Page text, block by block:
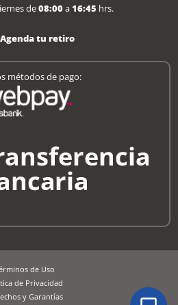
de08:00a16:45 hrs.
Agenda tu retiro
métodos de pago:
de Uso
de Privacidad
y Garantías